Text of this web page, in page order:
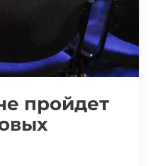
пройдет